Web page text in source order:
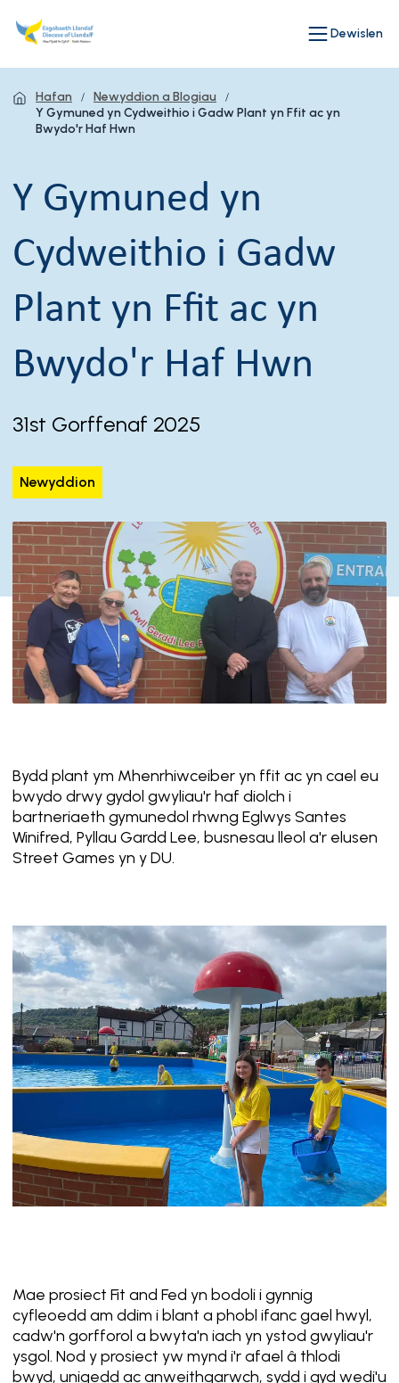
Dewislen
Hafan
Newyddion a Blogiau
Y Gymuned yn Cydweithio i Gadw Plant yn Ffit ac yn
Bwydo'r Haf Hwn
Y Gymuned yn
Cydweithio i Gadw
Plant yn Ffit ac yn
Bwydo'r Haf Hwn
31st Gorffenaf 2025
Newyddion
Bydd plant ym Mhenrhiwceiber yn ffit ac yn cael eu
bwydo drwy gydol gwyliau'r haf diolch i
bartneriaeth gymunedol rhwng Eglwys Santes
Winifred, Pyllau Gardd Lee, busnesau lleol a'r elusen
Street Games yn y DU.
Mae prosiect Fit and Fed yn bodoli i gynnig
cyfleoedd am ddim i blant a phobl ifanc gael hwyl,
cadw'n gorfforol a bwyta'n iach yn ystod gwyliau'r
ysgol. Nod y prosiect yw mynd i'r afael â thlodi
bwyd, unigedd ac anweithgarwch, sydd i gyd wedi'u